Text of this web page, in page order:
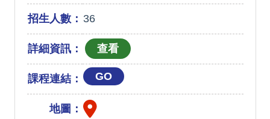
招生人數： 36
詳細資訊：
課程連結： GO
地圖：